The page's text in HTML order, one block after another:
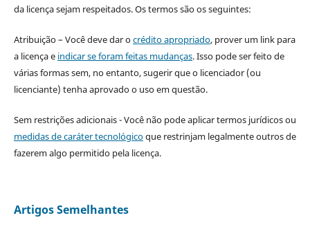
da licença sejam respeitados. Os termos são os seguintes:
Atribuição – Você deve dar ocrédito apropriado, prover um link para
a licença e indicar se foram feitas mudanças. Isso pode ser feito de
várias formas sem, no entanto, sugerir que o licenciador (ou
licenciante) tenha aprovado o uso em questão.
Sem restrições adicionais - Você não pode aplicar termos jurídicos ou
medidas de caráter tecnológicoque restrinjam legalmente outros de
fazerem algo permitido pela licença.
Artigos Semelhantes